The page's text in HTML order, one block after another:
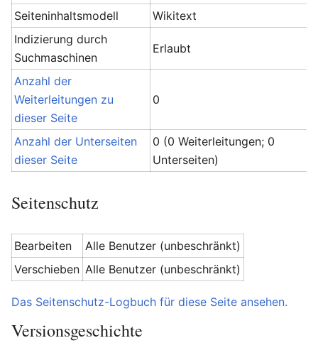
Seiteninhaltsmodell
Wikitext
Indizierung durch
Suchmaschinen
Erlaubt
Anzahl der
Weiterleitungen zu
dieser Seite
0
Anzahl der Unterseiten
dieser Seite
0 (0 Weiterleitungen; 0
Unterseiten)
Seitenschutz
Bearbeiten
Alle Benutzer (unbeschränkt)
Verschieben Alle Benutzer (unbeschränkt)
Das Seitenschutz-Logbuch für diese Seite ansehen.
Versionsgeschichte